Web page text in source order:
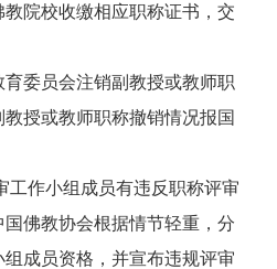
院校收缴相应职称证书，交
委员会注销副教授或教师职
授或教师职称撤销情况报国
作小组成员有违反职称评审
佛教协会根据情节轻重，分
成员资格，并宣布违规评审